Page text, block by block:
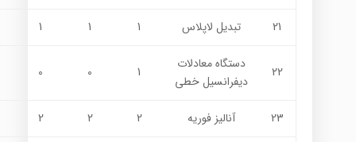
21 تبديل لاپلاس 1
1
1
22
دستگاه معادلات
ديفرانسيل خطي
1
0
0
23 آناليز فوریه 2
2
2